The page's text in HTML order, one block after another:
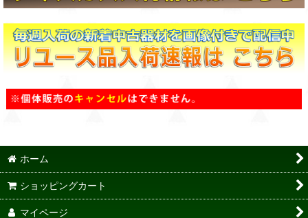
ホーム
ショッピングカート
マイページ